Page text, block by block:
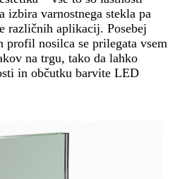
izbira varnostnega stekla pa
različnih aplikacij. Posebej
profil nosilca se prilegata vsem
na trgu, tako da lahko
in občutku barvite LED